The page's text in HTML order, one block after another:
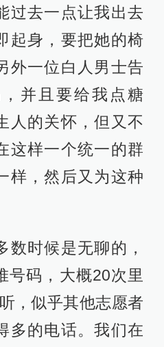
过去一点让我出去
起身，要把她的椅
外一位白人男士告
并且要给我点糖
人的关怀，但又不
这样一个统一的群
样，然后又为这种
数时候是无聊的，
号码，大概20次里
，似乎其他志愿者
多的电话。我们在